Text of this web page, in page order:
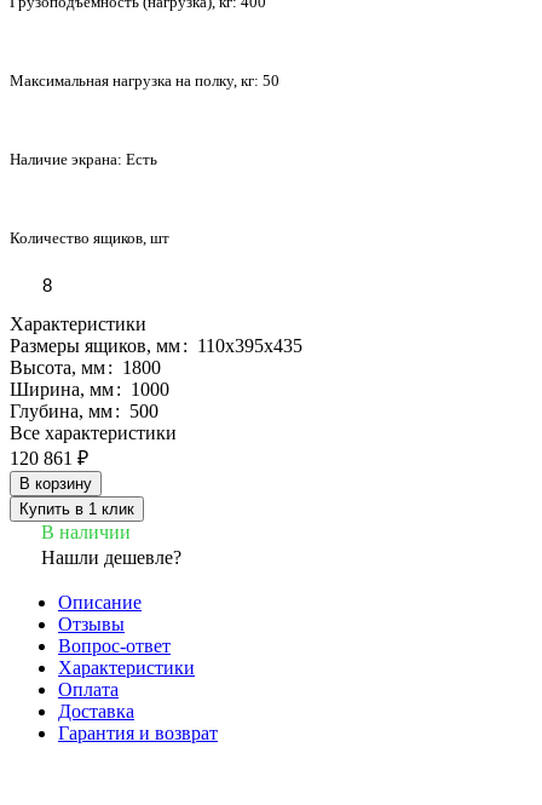
Максимальная нагрузка на полку, кг: 50
Наличие экрана: Есть
Количество ящиков, шт
8
Характеристики
Размеры ящиков, мм: 110х395х435
Высота, мм: 1800
Ширина, мм: 1000
Глубина, мм: 500
Все характеристики
120 861 ₽
В корзину
Купить в 1 клик
В наличии
Нашли дешевле?
Описание
Отзывы
Вопрос-ответ
Характеристики
Оплата
Доставка
Гарантия и возврат